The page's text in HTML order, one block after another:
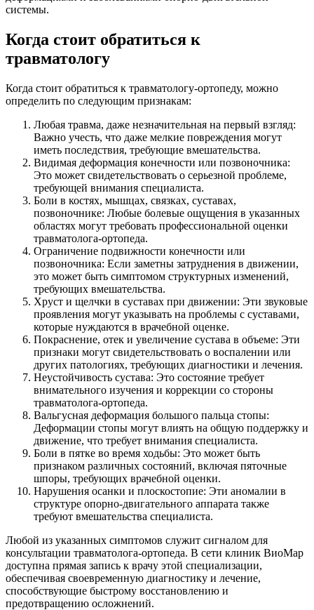
системы.
Когда стоит обратиться к
травматологу
Когда стоит обратиться к травматологу-ортопеду, можно
определить по следующим признакам:
Любая травма, даже незначительная на первый взгляд:
Важно учесть, что даже мелкие повреждения могут
иметь последствия, требующие вмешательства.
Видимая деформация конечности или позвоночника:
Это может свидетельствовать о серьезной проблеме,
требующей внимания специалиста.
Боли в костях, мышцах, связках, суставах,
позвоночнике: Любые болевые ощущения в указанных
областях могут требовать профессиональной оценки
травматолога-ортопеда.
Ограничение подвижности конечности или
позвоночника: Если заметны затруднения в движении,
это может быть симптомом структурных изменений,
требующих вмешательства.
Хруст и щелчки в суставах при движении: Эти звуковые
проявления могут указывать на проблемы с суставами,
которые нуждаются в врачебной оценке.
Покраснение, отек и увеличение сустава в объеме: Эти
признаки могут свидетельствовать о воспалении или
других патологиях, требующих диагностики и лечения.
Неустойчивость сустава: Это состояние требует
внимательного изучения и коррекции со стороны
травматолога-ортопеда.
Вальгусная деформация большого пальца стопы:
Деформации стопы могут влиять на общую поддержку и
движение, что требует внимания специалиста.
Боли в пятке во время ходьбы: Это может быть
признаком различных состояний, включая пяточные
шпоры, требующих врачебной оценки.
Нарушения осанки и плоскостопие: Эти аномалии в
структуре опорно-двигательного аппарата также
требуют вмешательства специалиста.
Любой из указанных симптомов служит сигналом для
консультации травматолога-ортопеда. В сети клиник ВиоМар
доступна прямая запись к врачу этой специализации,
обеспечивая своевременную диагностику и лечение,
способствующие быстрому восстановлению и
предотвращению осложнений.